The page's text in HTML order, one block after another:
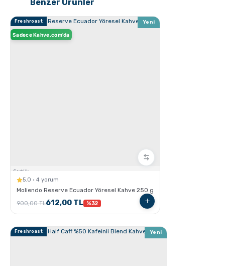
GROSCHE Milano Moka Pot ile Evde Espresso Nasıl
V60 Dripper ile Pour Over Kahve Nasıl Demlenir?
Benzer Ürünler
Freshroast Yeni
Sertlik:
Sadece Kahve.com'da
5.0 · 4 yorum
Moliendo Reserve Ecuador Yöresel Kahve 250 g
900,00 TL612,00 TL %32
Freshroast Yeni